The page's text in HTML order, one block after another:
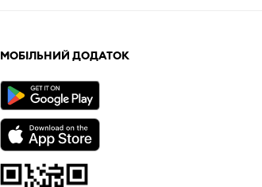
МОБІЛЬНИЙ ДОДАТОК